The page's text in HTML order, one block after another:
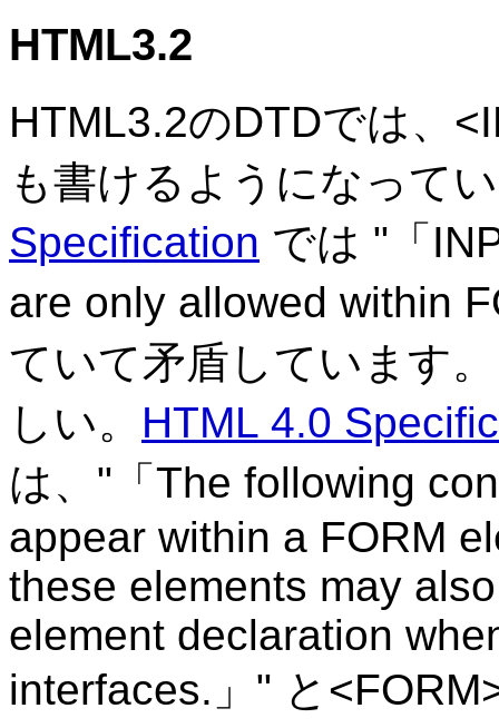
HTML3.2
HTML3.2のDTDでは、
も書けるようになって
Specification では "
are only allowed within
ていて矛盾しています
しい。 HTML 4.0
は、"
The following
appear within a FORM
these elements may
element declaration
interfaces.
" と